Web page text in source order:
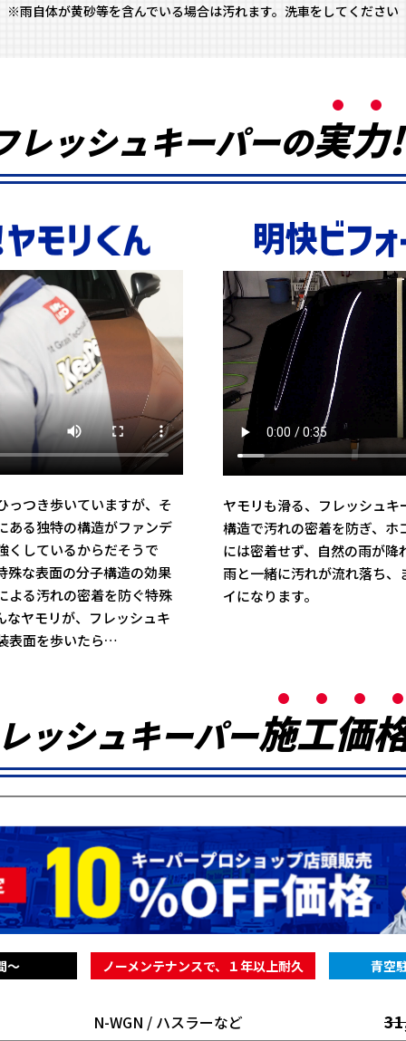
※雨自体が黄砂等を含んでいる場合は汚れます。洗車をしてください
レッシュキーパーの実力
っつき歩いていますが、そ
ある独特の構造がファンデ
くしているからだそうで
殊な表面の分子構造の効果
よる汚れの密着を防ぐ特殊
なヤモリが、フレッシュキ
表面を歩いたら…
ヤモリも滑る、フレッシュ
構造で汚れの密着を防ぎ、ホ
には密着せず、自然の雨が
雨と一緒に汚れが流れ落ち
イになります。
ッシュキーパー施工価
～ ノーメンテナンスで、１年以上耐久 青空
N-WGN / ハスラーなど